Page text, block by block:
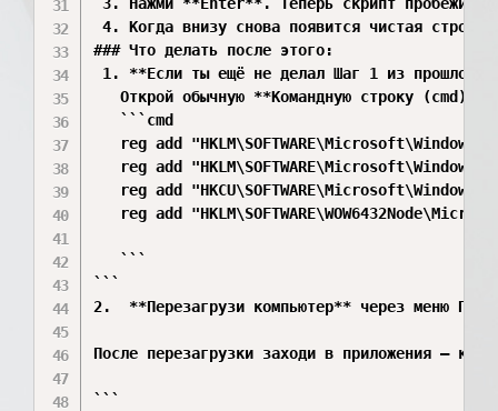
4. Когда внизу снова появится чистая строка
### Что делать после этого:
1. **Если ты ещё не делал Шаг 1 из
Открой обычную **Командную строку (cmd)**
   ```cmd
reg add
reg add
reg add
reg add
   ```
```
2.  **Перезагрузи компьютер** через меню
После перезагрузки заходи в приложения —